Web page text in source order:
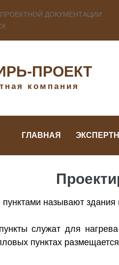
ДОКУМЕНТАЦИИ
ПРОЕКТ
компания
ГЛАВНАЯ
называют
служат для
пунктах